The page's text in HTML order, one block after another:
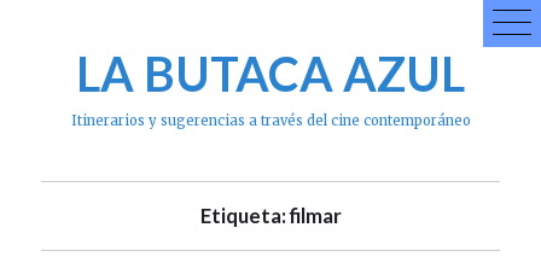
LA BUTACA AZUL
Itinerarios y sugerencias a través del cine contemporáneo
Etiqueta: filmar